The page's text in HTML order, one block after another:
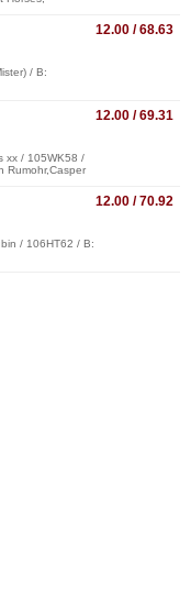
12.00 / 68.63
/ B:
12.00 / 69.31
xx / 105WK58 /
Rumohr,Casper
12.00 / 70.92
/ 106HT62 / B: